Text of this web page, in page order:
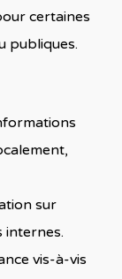
certaines
publiques.
sur
internes.
vis-à-vis